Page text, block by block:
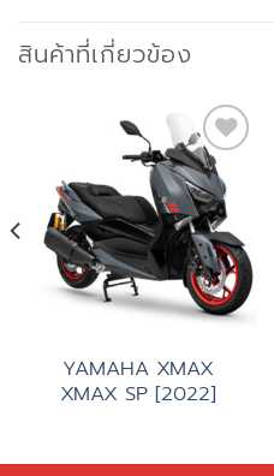
สินค้าที่เกี่ยวข้อง
Add to
wishlist
YAMAHA XMAX
XMAX SP [2022]